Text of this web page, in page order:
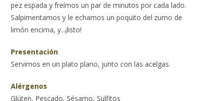
pez espada y freímos un par de minutos por cada lado.
Salpimentamos y le echamos un poquito del zumo de
limón encima, y...¡listo!
Presentación
Servimos en un plato plano, junto con las acelgas.
Alérgenos
Glúten, Pescado, Sésamo, Sulfitos